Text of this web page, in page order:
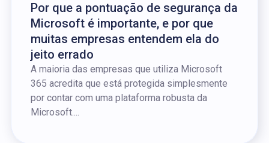
Por que a pontuação de segurança da
Microsoft é importante, e por que
muitas empresas entendem ela do
jeito errado
A maioria das empresas que utiliza Microsoft
365 acredita que está protegida simplesmente
por contar com uma plataforma robusta da
Microsoft....